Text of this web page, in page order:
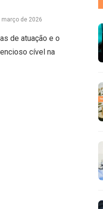
março de 2026
de atuação e o
cível na